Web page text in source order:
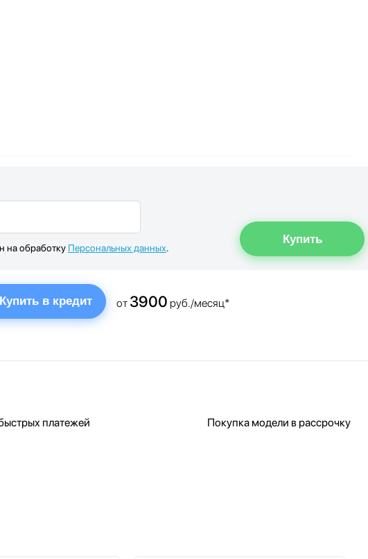
на обработку Персональных данных.
Купить в кредит от 3900 руб./месяц*
платежей Покупка модели в рассрочку